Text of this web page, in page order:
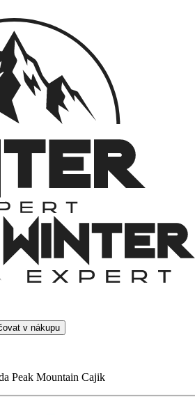
v nákupu
Peak Mountain Cajik